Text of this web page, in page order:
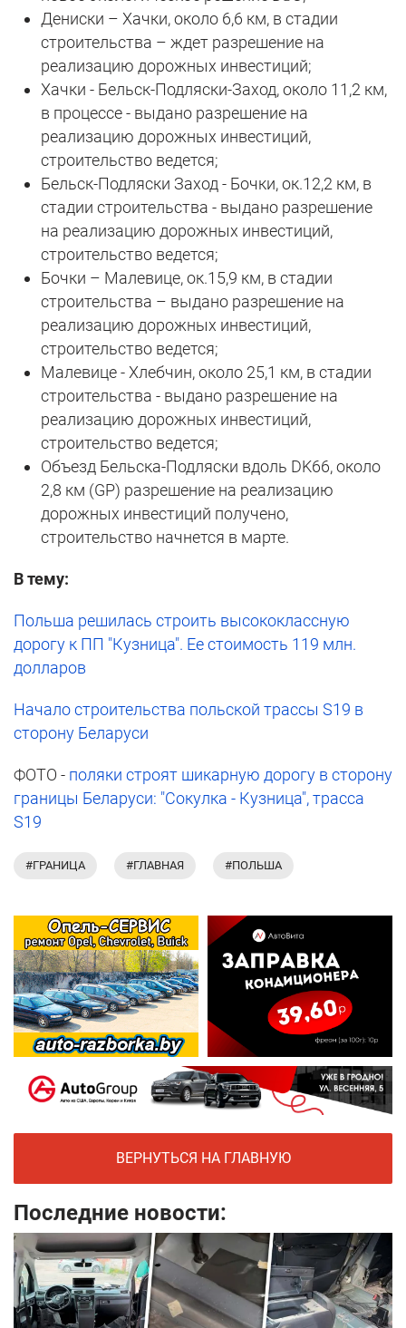
Дениски – Хачки, около 6,6 км, в стадии
строительства – ждет разрешение на
реализацию дорожных инвестиций;
Хачки - Бельск-Подляски-Заход, около 11,2 км,
в процессе - выдано разрешение на
реализацию дорожных инвестиций,
строительство ведется;
Бельск-Подляски Заход - Бочки, ок.12,2 км, в
стадии строительства - выдано разрешение
на реализацию дорожных инвестиций,
строительство ведется;
Бочки – Малевице, ок.15,9 км, в стадии
строительства – выдано разрешение на
реализацию дорожных инвестиций,
строительство ведется;
Малевице - Хлебчин, около 25,1 км, в стадии
строительства - выдано разрешение на
реализацию дорожных инвестиций,
строительство ведется;
Объезд Бельска-Подляски вдоль DK66, около
2,8 км (GP) разрешение на реализацию
дорожных инвестиций получено,
строительство начнется в марте.
В тему:
Польша решилась строить высококлассную
дорогу к ПП "Кузница". Ее стоимость 119 млн.
долларов
Начало строительства польской трассы S19 в
сторону Беларуси
ФОТО - поляки строят шикарную дорогу в сторону
границы Беларуси: "Сокулка - Кузница", трасса
S19
#ГРАНИЦА #ГЛАВНАЯ #ПОЛЬША
ВЕРНУТЬСЯ НА ГЛАВНУЮ
Последние новости: